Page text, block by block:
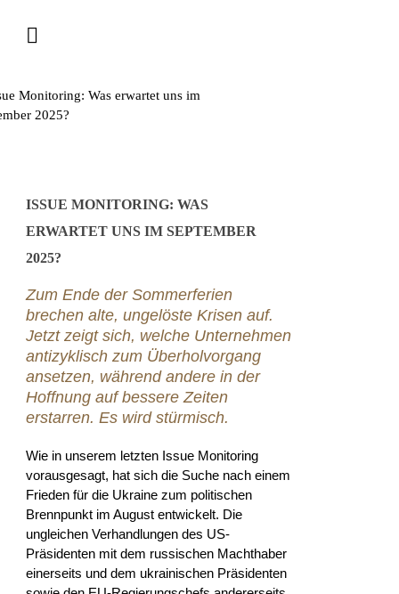
ISSUE MONITORING: WAS
ERWARTET UNS IM SEPTEMBER
2025?
Zum Ende der Sommerferien
brechen alte, ungelöste Krisen auf.
Jetzt zeigt sich, welche Unternehmen
antizyklisch zum Überholvorgang
ansetzen, während andere in der
Hoffnung auf bessere Zeiten
erstarren. Es wird stürmisch.
Wie in unserem letzten Issue Monitoring
vorausgesagt, hat sich die Suche nach einem
Frieden für die Ukraine zum politischen
Brennpunkt im August entwickelt. Die
ungleichen Verhandlungen des US-
Präsidenten mit dem russischen Machthaber
einerseits und dem ukrainischen Präsidenten